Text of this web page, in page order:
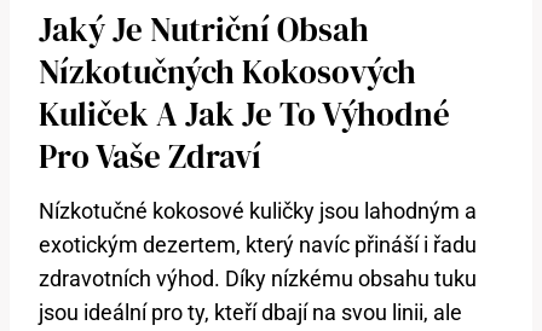
Jaký Je Nutriční Obsah
Nízkotučných Kokosových
Kuliček A Jak Je To Výhodné
Pro Vaše Zdraví
Nízkotučné kokosové kuličky jsou lahodným a
exotickým dezertem, který navíc přináší i řadu
zdravotních výhod. Díky nízkému obsahu tuku
jsou ideální pro ty, kteří dbají na svou linii, ale